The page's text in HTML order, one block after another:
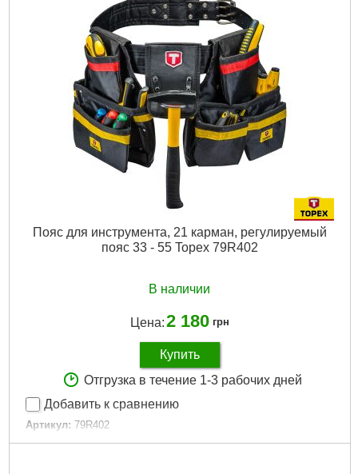
Присоединительный квадрат, "(дюйм): 3/4”
Количество в наборе, шт: 20
Габариты упаковки: 540x160x90 мм
14,300 г
Подробнее...
Пояс для инструмента, 21 карман, регулируемый
пояс 33 - 55 Topex 79R402
В наличии
Цена:2 180 грн
Купить
Отгрузка в течение 1-3 рабочих дней
Добавить к сравнению
Артикул: 79R402
Код товара: 17.30.57